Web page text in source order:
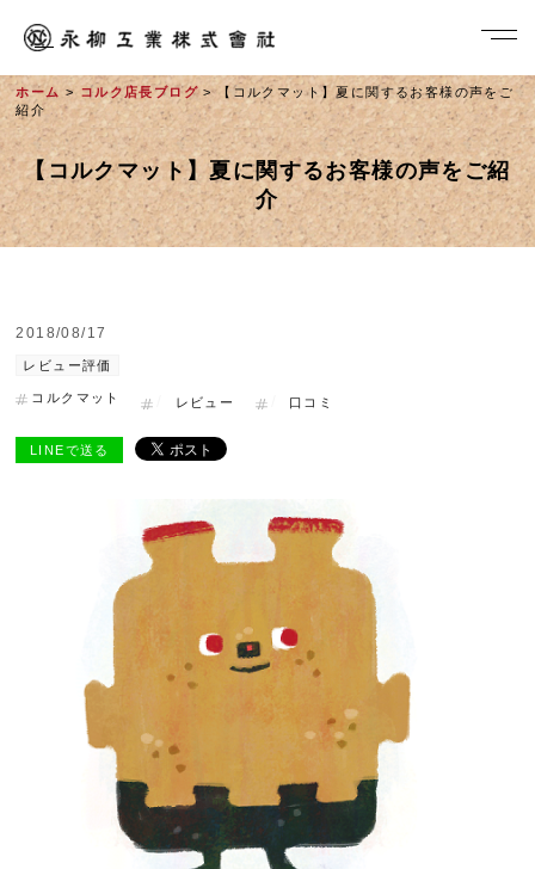
社長メッセージ
ホーム > コルク店長ブログ> 【コルクマット】夏に関するお客様の声をご
紹介
【コルクマット】夏に関するお客様の声をご紹
介
2018/08/17
レビュー評価
コルクマット レビュー 口コミ
LINEで送る